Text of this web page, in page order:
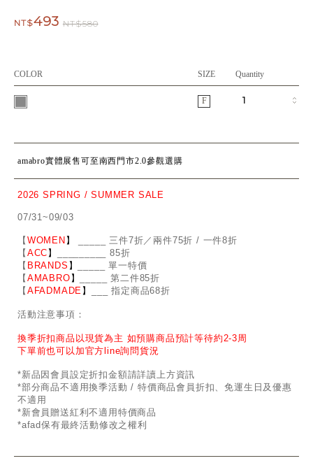
NT$493 NT$580
COLOR SIZE Quantity
F
amabro實體展售可至南西門市2.0參觀選購
2026 SPRING / SUMMER SALE
07/31~09/03
【 WOMEN 】
___ 三件7折／兩件75折 / 一件8折
【 ACC 】
____ 85折
【 BRANDS 】
_ 單一特價
【 AMABRO 】
_ 第二件85折
【 AFADMADE 】 ___ 指定商品68折
活動注意事項：
換季折扣商品以現貨為主 如預購商品預計等待約2-3周
下單前也可以加官方line詢問貨況
*新品因會員設定折扣金額請詳讀上方資訊
*部分商品不適用換季活動 / 特價商品會員折扣、免運生日及優惠
不適用
*新會員贈送紅利不適用特價商品
*afad保有最終活動修改之權利